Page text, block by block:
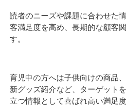
読者のニーズや課題に合わせた
客満足度を高め、長期的な顧客
す。
育児中の方へは子供向けの商品
新グッズ紹介など、ターゲット
立つ情報として喜ばれ高い満足